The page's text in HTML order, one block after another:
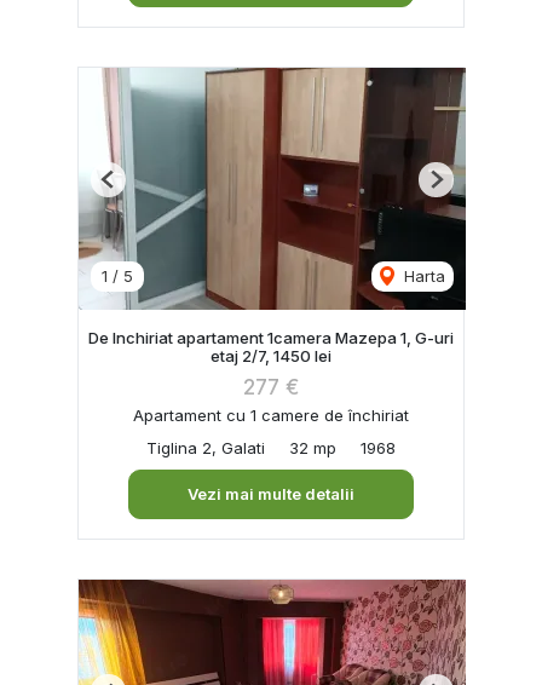
1 / 5 Harta
Previous Next
De Inchiriat apartament 1camera Mazepa 1, G-uri
etaj 2/7, 1450 lei
277 €
Apartament cu 1 camere de închiriat
Tiglina 2, Galati
32 mp 1968
Vezi mai multe detalii